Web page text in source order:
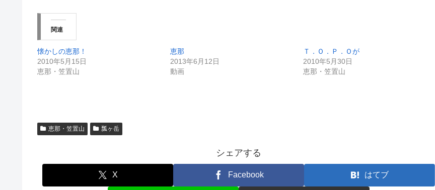
関連
懐かしの恵那！
2010年5月15日
恵那・笠置山
恵那
2013年6月12日
動画
Ｔ．Ｏ．Ｐ．Ｏが
2010年5月30日
恵那・笠置山
恵那・笠置山 瓢ヶ岳
シェアする
X Facebook はてブ